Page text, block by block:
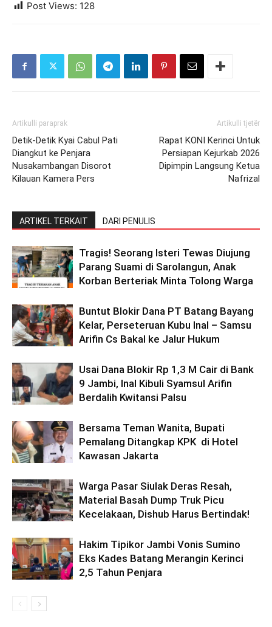
Post Views: 128
Artikulli paraprak
Detik-Detik Kyai Cabul Pati
Diangkut ke Penjara
Nusakambangan Disorot
Kilauan Kamera Pers
Artikulli tjetër
Rapat KONI Kerinci Untuk
Persiapan Kejurkab 2026
Dipimpin Langsung Ketua
Nafrizal
ARTIKEL TERKAIT DARI PENULIS
Tragis! Seorang Isteri Tewas Diujung
Parang Suami di Sarolangun, Anak
Korban Berteriak Minta Tolong Warga
Buntut Blokir Dana PT Batang Bayang
Kelar, Perseteruan Kubu Inal – Samsu
Arifin Cs Bakal ke Jalur Hukum
Usai Dana Blokir Rp 1,3 M Cair di Bank
9 Jambi, Inal Kibuli Syamsul Arifin
Berdalih Kwitansi Palsu
Bersama Teman Wanita, Bupati
Pemalang Ditangkap KPK di Hotel
Kawasan Jakarta
Warga Pasar Siulak Deras Resah,
Material Basah Dump Truk Picu
Kecelakaan, Dishub Harus Bertindak!
Hakim Tipikor Jambi Vonis Sumino
Eks Kades Batang Merangin Kerinci
2,5 Tahun Penjara